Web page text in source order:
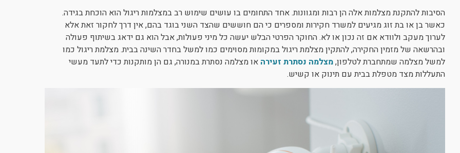
הסיבות להתקנת מצלמות אלה הן רבות ומגוונות. אחד התחומים בו עושים שימוש רב במצלמות ריגול הוא הוכחת בגידה.
כאשר בן או בת זוג מגיעים למשרד חקירות ומספרים כי הם חוששים שהצד השני בוגד בהם, אין דרך לחקור זאת אלא
לערוך מעקב ולוודא אם זה נכון או לא. החוקר הפרטי הבלש יעשה כל מיני פעולות, אבל הוא גם ידאג בשיתוף פעולה
ובהרשאה של מזמין החקירה, להתקין מצלמת ריגול במקומות מסוימים כמו למשל בחדר השינה בבית. מצלמת ריגול כמו
למשל מצלמה שמתחברת לטלפון,מצלמה נסתרת זעירה או מצלמה נסתרת במנורה, גם הן מותקנות כדי לתעד מעשי
התעללות מצד מטפלת בבית עם תינוק או קשיש.